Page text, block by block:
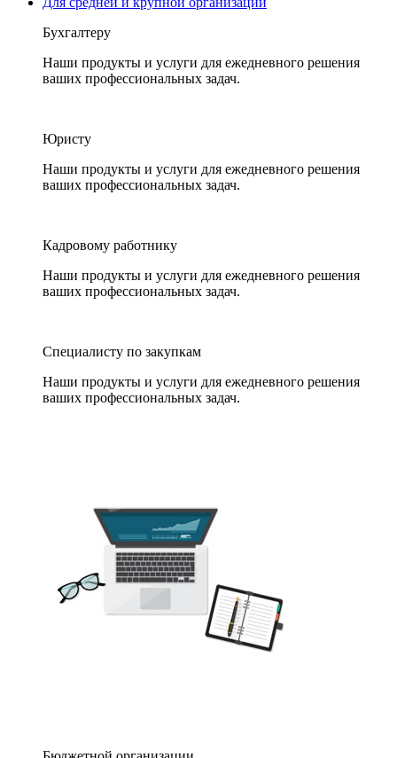
Бухгалтеру
Наши продукты и услуги для ежедневного решения
ваших профессиональных задач.
Юристу
Наши продукты и услуги для ежедневного решения
ваших профессиональных задач.
Кадровому работнику
Наши продукты и услуги для ежедневного решения
ваших профессиональных задач.
Специалисту по закупкам
Наши продукты и услуги для ежедневного решения
ваших профессиональных задач.